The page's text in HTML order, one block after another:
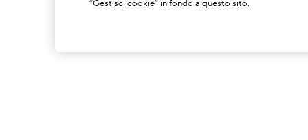
“Gestisci cookie” in fondo a questo sito.